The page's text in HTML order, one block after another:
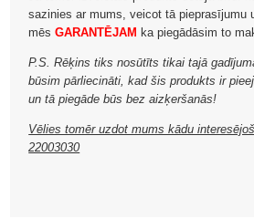
sazinies ar mums, veicot tā pieprasījumu
mēsGARANTĒJAM ka piegādāsim to
P.S. Rēķins tiks nosūtīts tikai tajā
būsim pārliecināti, kad šis produkts ir
un tā piegāde būs bez aizķeršanās!
Vēlies tomēr uzdot mums kādu
22003030